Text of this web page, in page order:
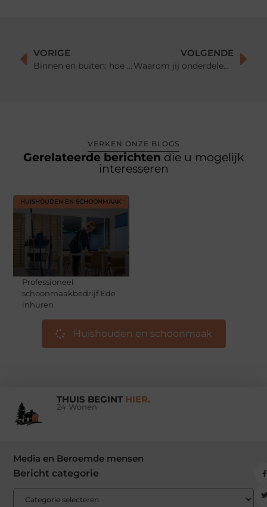
VORIGE
Binnen en buiten: hoe je tuin en interieur op elkaar afstemt
VOLGENDE
Waarom jij onderdelen en accessoires voor jouw apparaten nodig hebt!
VERKEN ONZE BLOGS
Gerelateerde berichten die u mogelijk
interesseren
HUISHOUDEN EN SCHOONMAAK
Professioneel
schoonmaakbedrijf Ede
inhuren
Huishouden en schoonmaak
THUIS BEGINT HIER.
24 Wonen
Media en Beroemde mensen
Bericht categorie